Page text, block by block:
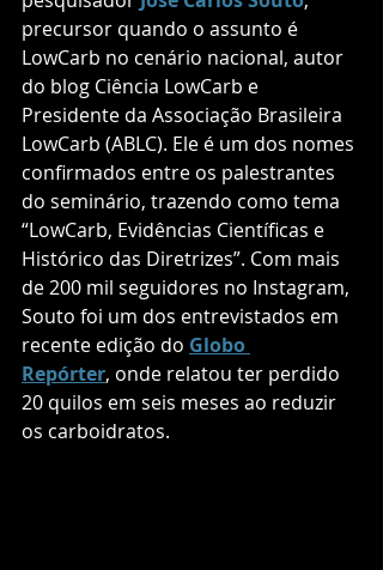
precursor quando o assunto é
LowCarb no cenário nacional, autor
do blog Ciência LowCarb e
Presidente da Associação Brasileira
LowCarb (ABLC). Ele é um dos nomes
confirmados entre os palestrantes
do seminário, trazendo como tema
“LowCarb, Evidências Científicas e
Histórico das Diretrizes”. Com mais
de 200 mil seguidores no Instagram,
Souto foi um dos entrevistados em
recente edição do Globo
Repórter, onde relatou ter perdido
20 quilos em seis meses ao reduzir
os carboidratos.